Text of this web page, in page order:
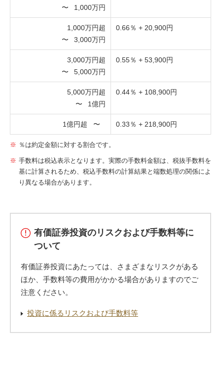
〜
1,000万円
1,000万円超
〜
3,000万円
0.66％ + 20,900円
3,000万円超
〜
5,000万円
0.55％ + 53,900円
5,000万円超
〜
1億円
0.44％ + 108,900円
1億円超 〜 0.33％ + 218,900円
％は約定金額に対する割合です。
手数料は税込表示となります。実際の手数料金額は、税抜手数料を
基に計算されるため、税込手数料の計算結果と端数処理の関係によ
り異なる場合があります。
有価証券投資のリスクおよび手数料等に
ついて
有価証券投資にあたっては、さまざまなリスクがある
ほか、手数料等の費用がかかる場合がありますのでご
注意ください。
投資に係るリスクおよび手数料等